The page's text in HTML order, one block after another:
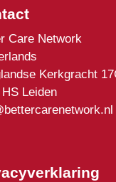
Care Network
Kerkgracht
Leiden